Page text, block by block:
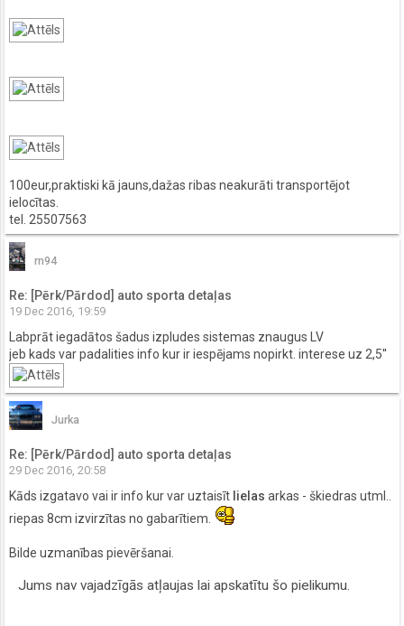
100eur,praktiski kā jauns,dažas ribas neakurāti transportējot
ielocītas.
tel. 25507563
rn94
Re: [Pērk/Pārdod] auto sporta detaļas
19 Dec 2016, 19:59
Labprāt iegadātos šadus izpludes sistemas znaugus LV
jeb kads var padalities info kur ir iespējams nopirkt. interese uz 2,5''
Jurka
Re: [Pērk/Pārdod] auto sporta detaļas
29 Dec 2016, 20:58
Kāds izgatavo vai ir info kur var uztaisīt lielas arkas - škiedras utml..
riepas 8cm izvirzītas no gabarītiem.
Bilde uzmanības pievēršanai.
Jums nav vajadzīgās atļaujas lai apskatītu šo pielikumu.